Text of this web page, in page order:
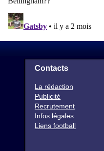
Contacts
La rédaction
Publicité
Recrutement
Infos légales
Liens football